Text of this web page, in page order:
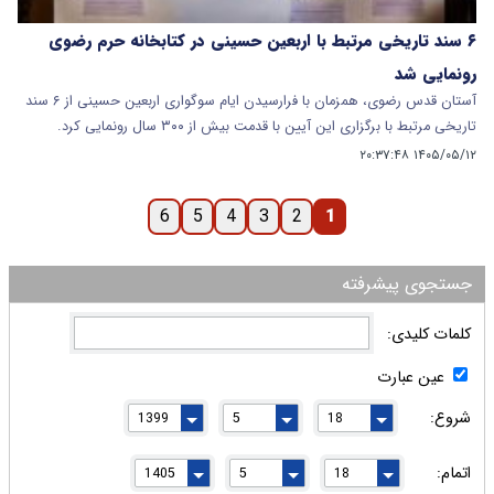
۶ سند تاریخی مرتبط با اربعین حسینی در کتابخانه حرم رضوی
رونمایی شد
آستان قدس رضوی، همزمان با فرارسیدن ایام سوگواری اربعین حسینی از ۶ سند
تاریخی مرتبط با برگزاری این آیین با قدمت بیش از ۳۰۰ سال رونمایی کرد.
۱۴۰۵/۰۵/۱۲ ۲۰:۳۷:۴۸
1
2
3
4
5
6
جستجوی پیشرفته
کلمات کلیدی:
عین عبارت
شروع:
اتمام: